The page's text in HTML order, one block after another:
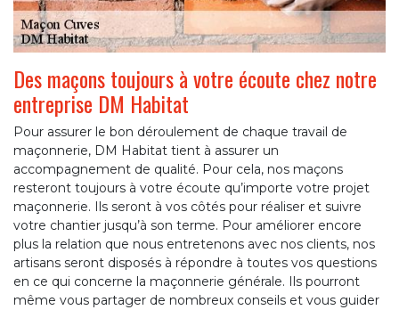
Des maçons toujours à votre écoute chez notre
entreprise DM Habitat
Pour assurer le bon déroulement de chaque travail de
maçonnerie, DM Habitat tient à assurer un
accompagnement de qualité. Pour cela, nos maçons
resteront toujours à votre écoute qu’importe votre projet
maçonnerie. Ils seront à vos côtés pour réaliser et suivre
votre chantier jusqu’à son terme. Pour améliorer encore
plus la relation que nous entretenons avec nos clients, nos
artisans seront disposés à répondre à toutes vos questions
en ce qui concerne la maçonnerie générale. Ils pourront
même vous partager de nombreux conseils et vous guider